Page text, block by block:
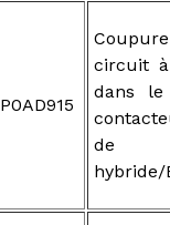
P0AD915
circuit
dans
de
hybride/